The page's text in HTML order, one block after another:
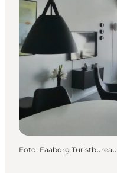
Foto: Faaborg Turistbureau